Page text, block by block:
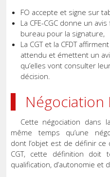
FO accepte et signe sur
La CFE-CGC donne un
bureau pour la signature,
La CGT et la CFDT
attendu et émettent un
qu’elles vont consulter
décision.
Cette négociation dans
même temps qu’une
dont l’objet est de définir ce
CGT, cette définition doit
qualification, d’autonomie et